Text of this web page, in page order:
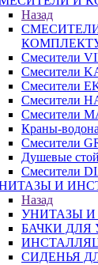
Назад
Смесители
Смесители
Смесители
Смесители
Смесители
Краны-
Смесители
Душевые
Смесители
И
Назад
УНИТАЗЫ
БАЧКИ ДЛЯ
СИДЕНЬЯ